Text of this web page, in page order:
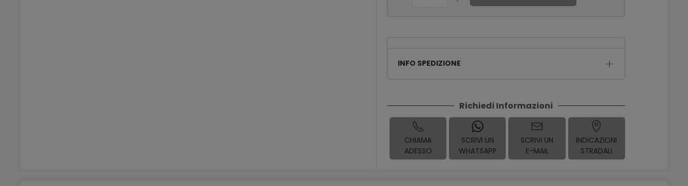
INFO SPEDIZIONE
Richiedi Informazioni
CHIAMA
ADESSO
SCRIVI UN
WHATSAPP
SCRIVI UN
E-MAIL
INDICAZIONI
STRADALI